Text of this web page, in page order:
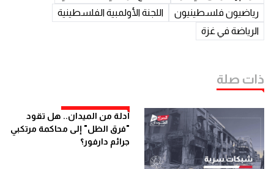
رياضيون فلسطينيون
اللجنة الأولمبية الفلسطينية
الرياضة في غزة
ذات صلة
أدلة من الميدان.. هل تقود
"فرق الظل" إلى محاكمة مرتكبي
جرائم دارفور؟